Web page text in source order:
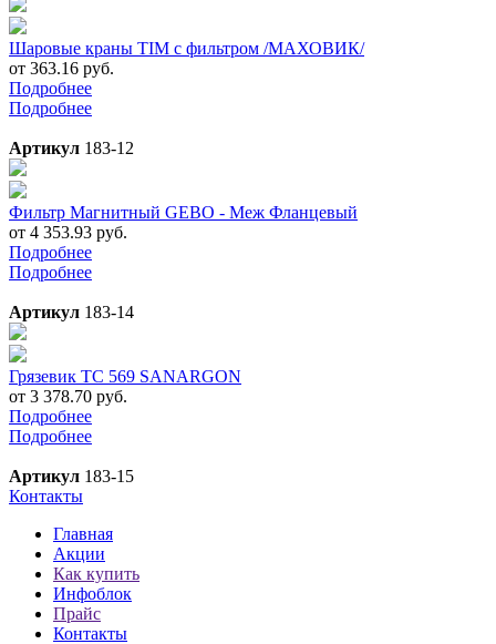
Шаровые краны TIM с фильтром /МАХОВИК/
от 363.16 руб.
Подробнее
Подробнее
Артикул 183-12
Фильтр Магнитный GEBO - Меж Фланцевый
от 4 353.93 руб.
Подробнее
Подробнее
Артикул 183-14
Грязевик ТС 569 SANARGON
от 3 378.70 руб.
Подробнее
Подробнее
Артикул 183-15
Контакты
Главная
Акции
Как купить
Инфоблок
Прайс
Контакты